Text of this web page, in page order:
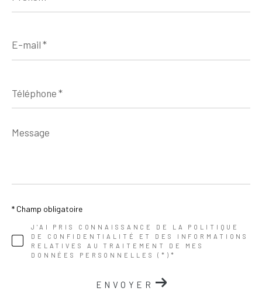
mail
*
*
Message
*
J'AI PRIS CONNAISSANCE DE LA POLITIQUE
DE CONFIDENTIALITÉ ET DES INFORMATIONS
RELATIVES AU TRAITEMENT DE MES
DONNÉES PERSONNELLES (*)*
* Champ obligatoire
ENVOYER